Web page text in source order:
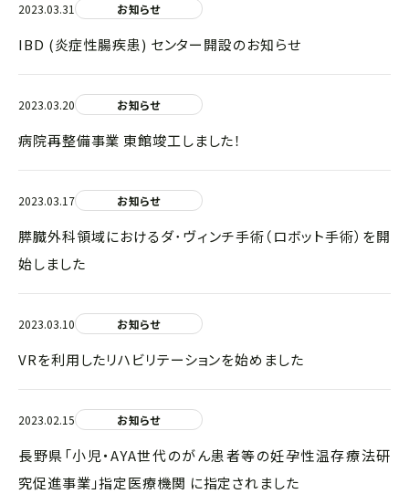
2023.03.31 お知らせ
IBD (炎症性腸疾患) センター開設のお知らせ
2023.03.20 お知らせ
病院再整備事業 東館竣工しました！
2023.03.17 お知らせ
膵臓外科領域におけるダ･ヴィンチ手術（ロボット手術）を開
始しました
2023.03.10 お知らせ
VRを利用したリハビリテーションを始めました
2023.02.15 お知らせ
長野県「小児‧AYA世代のがん患者等の妊孕性温存療法研
究促進事業」指定医療機関 に指定されました